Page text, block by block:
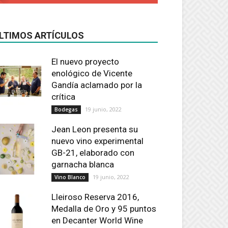
ARTÍCULOS
El nuevo proyecto
enológico de Vicente
Gandía aclamado por la
crítica
Bodegas 19 junio, 2022
Jean Leon presenta su
nuevo vino experimental
GB-21, elaborado con
garnacha blanca
Vino Blanco 19 junio, 2022
Lleiroso Reserva 2016,
Medalla de Oro y 95 puntos
en Decanter World Wine